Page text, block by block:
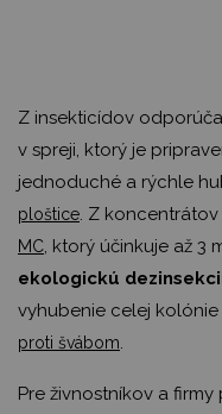
Z insekticídov
v spreji, ktorý je
jednoduché a rýchle
ploštice. Z
MC, ktorý účinkuje až 3
ekologickú
vyhubenie celej
proti švábom.
Pre živnostníkov a firmy